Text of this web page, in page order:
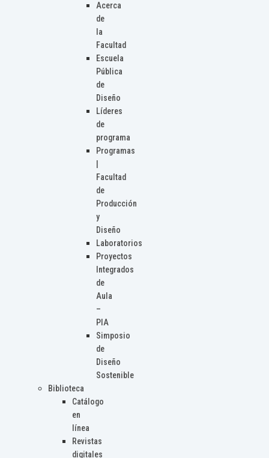
Acerca
de
la
Facultad
Escuela
Pública
de
Diseño
Líderes
de
programa
Programas
Facultad
de
Producción
y
Diseño
Laboratorios
Proyectos
Integrados
de
Aula
–
PIA
Simposio
de
Diseño
Sostenible
Biblioteca
Catálogo
en
línea
Revistas
digitales